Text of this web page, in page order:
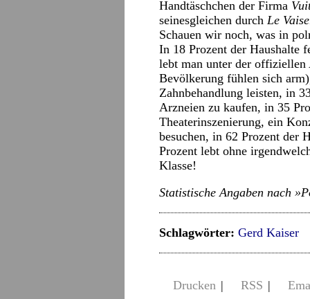
Handtäschchen der Firma
seinesgleichen durch Le
Schauen wir noch, was in
In 18 Prozent der Haushalte
lebt man unter der offiziellen
Bevölkerung fühlen sich
Zahnbehandlung leisten, in
Arzneien zu kaufen, in 35
Theaterinszenierung, ein
besuchen, in 62 Prozent der
Prozent lebt ohne
Klasse!
Statistische Angaben nach
Schlagwörter: Gerd Kaiser
Drucken | RSS |